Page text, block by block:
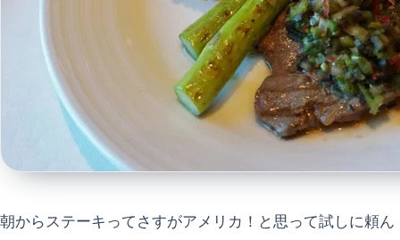
朝からステーキってさすがアメリカ！と思って試しに頼ん